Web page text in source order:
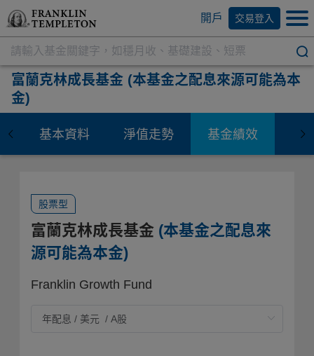
開戶 交易登入
富蘭克林成長基金 (本基金之配息來源可能為本
金)
基本資料 淨值走勢 基金績效 資
股票型
富蘭克林成長基金 (本基金之配息來
源可能為本金)
Franklin Growth Fund